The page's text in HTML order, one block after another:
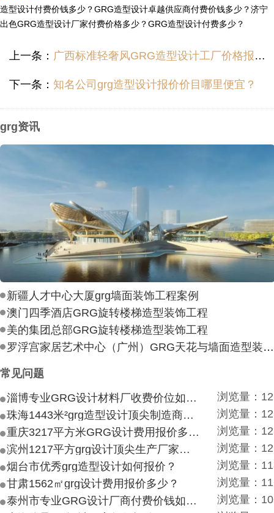
造型设计付费价钱多少？GRG造型设计卓越供应商付费价钱多少？济宁
出色GRG造型设计厂家付费价格多少？GRG造型设计付费多少？
上一条： 广西标准轻奢风GRG造型设计工厂价格报价报价价目多少？
下一条： 知名公司grg造型设计报价价目哪里便宜？
grg资讯
新疆人才中心大厦grg墙面装饰工程案例
澳门四季酒店GRG旋转楼梯造型装饰工程
美的集团总部GRG旋转楼梯造型装饰工程
罗浮宫家居艺术中心（广州）GRG天花与墙面造型装饰工程
常见问题
淄博专业GRG设计材料厂收费价位如何？
浏览量：
珠海1443米²grg造型设计顶尖制造商付费付费多少？
浏览量：
重庆3217平方米GRG设计费用报价多少？
浏览量：
滨州1217平方grg设计顶尖生产厂家价目如何？
浏览量：
烟台市优秀grg造型设计如何报价？
浏览量：
甘肃1562㎡grg设计费用报价多少？
浏览量：
泰州市专业GRG设计厂商付费价钱如何？
浏览量：